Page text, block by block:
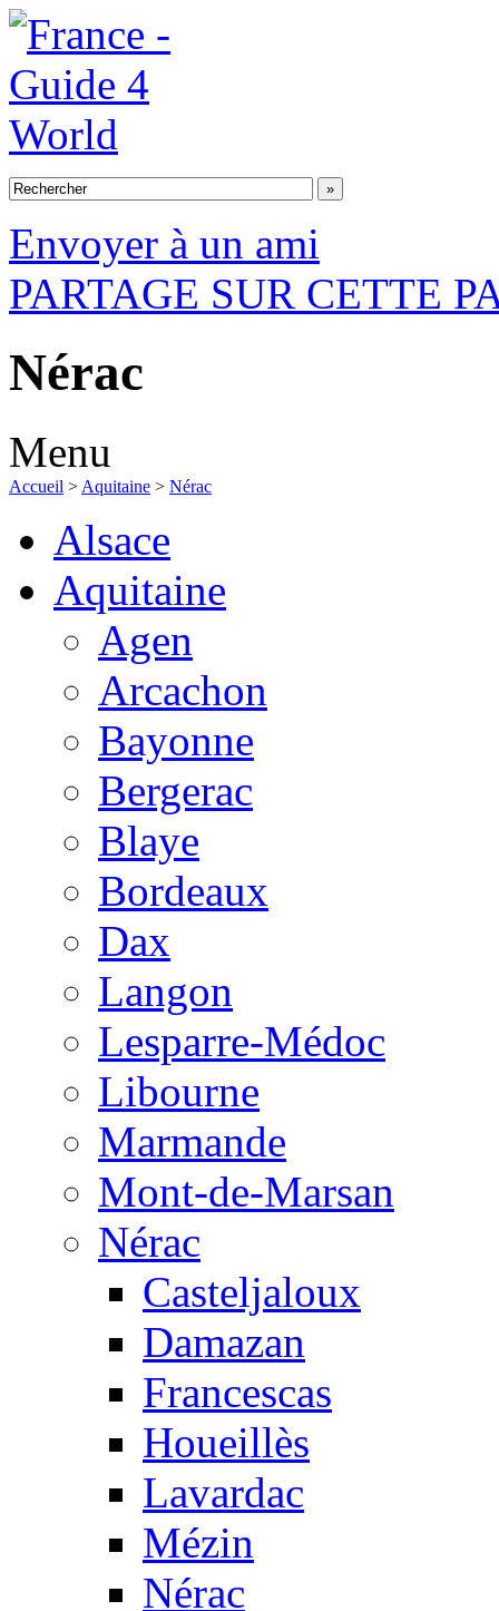
Envoyer à un ami
PARTAGE SUR CETTE
Nérac
Menu
Accueil > Aquitaine > Nérac
Alsace
Aquitaine
Agen
Arcachon
Bayonne
Bergerac
Blaye
Bordeaux
Dax
Langon
Lesparre-Médoc
Libourne
Marmande
Mont-de-Marsan
Nérac
Casteljaloux
Damazan
Francescas
Houeillès
Lavardac
Mézin
Nérac